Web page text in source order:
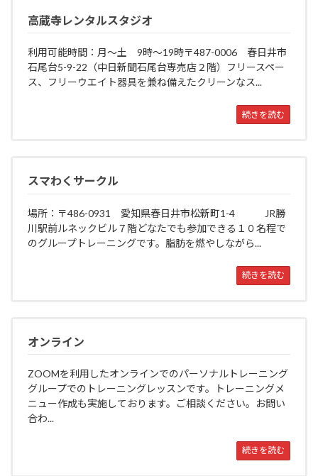
高蔵寺レンタルスタジオ
利用可能時間：月〜土 9時〜19時〒487-0006 春日井市
石尾台5-9-22（中日新聞石尾台専売店２階）フリースペー
ス、フリーウエイト器具を兼ね備えたクリーンなス...
続きを読む
スマわくサークル
場所：〒486-0931 愛知県春日井市松新町1-4 JR勝
川駅前ルネックビル７階どなたでも参加できる１０名程で
のグループトレーニングです。脂肪を燃やしながら...
続きを読む
オンライン
ZOOMを利用したオンラインでのパーソナルトレーニング
グループでのトレーニングレッスンです。トレーニングメ
ニュー作成も実施しております。ご相談ください。お問い
合わ...
続きを読む